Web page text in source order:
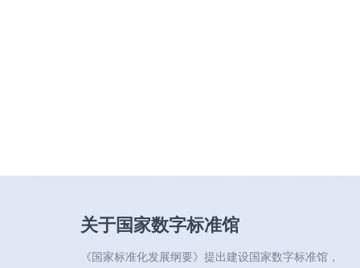
关于国家数字标准馆
《国家标准化发展纲要》提出建设国家数字标准馆，